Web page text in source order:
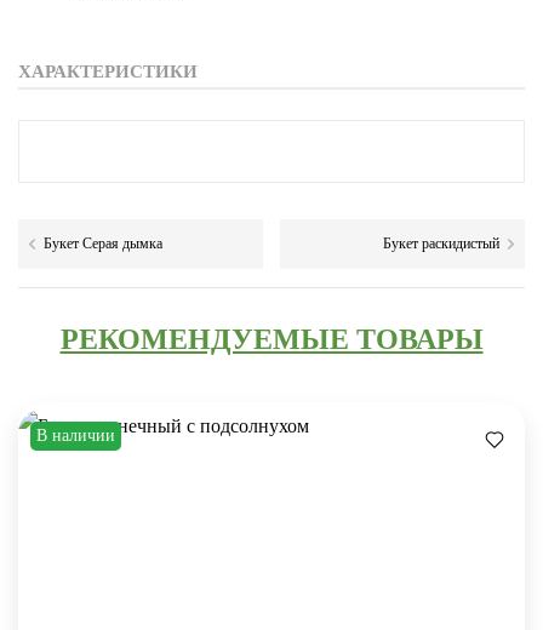
ХАРАКТЕРИСТИКИ
Букет Серая дымка Букет раскидистый
РЕКОМЕНДУЕМЫЕ ТОВАРЫ
В наличии